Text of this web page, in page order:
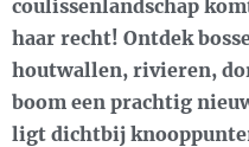
coulissenlandschap
haar recht! Ontdek
houtwallen, rivieren,
boom een prachtig
ligt dichtbij